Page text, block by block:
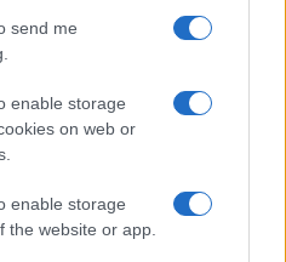
send me
enable storage
on web or
enable storage
the website or app.
08/2026